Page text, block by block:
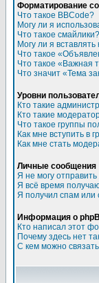
Форматирование
Что такое BBCode?
Могу ли я
Что такое смайлики?
Могу ли я вставлять
Что такое
Что такое «Важная
Что значит «Тема
Уровни
Кто такие
Кто такие
Что такое группы
Как мне вступить в
Как мне стать
Личные сообщения
Я не могу
Я всё время
Я получил спам или
Информация о
Кто написал этот
Почему здесь нет
С кем можно